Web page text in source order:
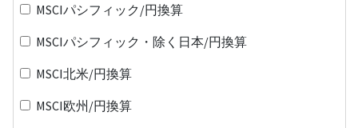
MSCIパシフィック/円換算
MSCIパシフィック・除く日本/円換算
MSCI北米/円換算
MSCI欧州/円換算